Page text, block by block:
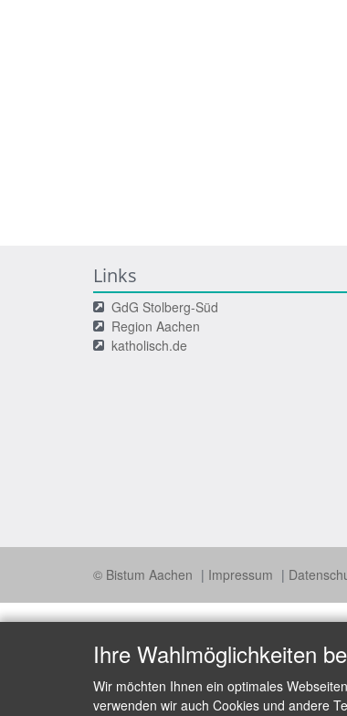
Links
GdG Stolberg-Süd
Region Aachen
katholisch.de
© Bistum Aachen Impressum
Ihre Wahlmöglichkeiten
Wir möchten Ihnen ein optimales
verwenden wir auch Cookies und andere